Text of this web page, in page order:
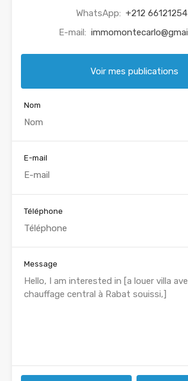
WhatsApp: +212
E-mail:
Voir mes publications
Nom
E-mail
Téléphone
Message